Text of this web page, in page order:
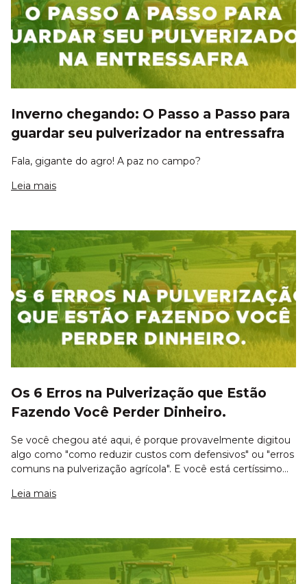
Inverno chegando: O Passo a Passo para
guardar seu pulverizador na entressafra
Fala, gigante do agro! A paz no campo?
Leia mais
Os 6 Erros na Pulverização que Estão
Fazendo Você Perder Dinheiro.
Se você chegou até aqui, é porque provavelmente digitou
algo como "como reduzir custos com defensivos" ou "erros
comuns na pulverização agrícola". E você está certíssimo
Leia mais